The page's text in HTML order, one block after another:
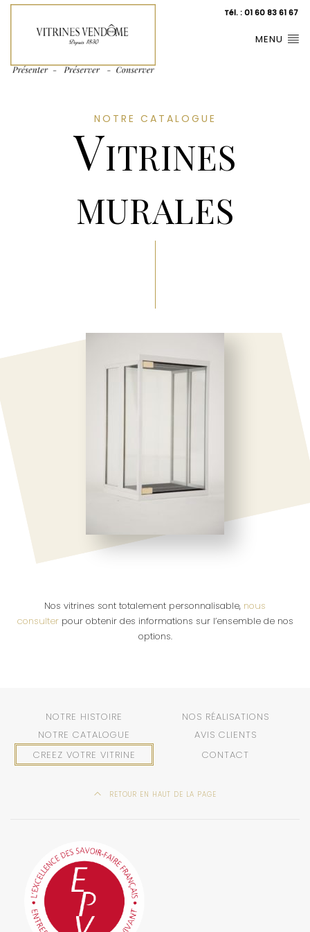
Tél. : 01 60 83 61 67
MENU
NOTRE CATALOGUE
Vitrines
murales
Nos vitrines sont totalement personnalisable, nous
consulterpour obtenir des informations sur l’ensemble de nos
options.
NOTRE HISTOIRE
NOS RÉALISATIONS
NOTRE CATALOGUE
AVIS CLIENTS
CREEZ VOTRE VITRINE
CONTACT
RETOUR EN HAUT DE LA PAGE